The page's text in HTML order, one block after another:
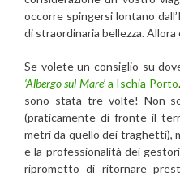
occorre spingersi lontano
di straordinaria bellezza.
Se volete un consiglio su
‘Albergo sul Mare’a Ischia Porto
sono stata tre volte! Non
(praticamente di fronte il
metri da quello dei traghetti),
e la professionalità dei
riprometto di ritornare